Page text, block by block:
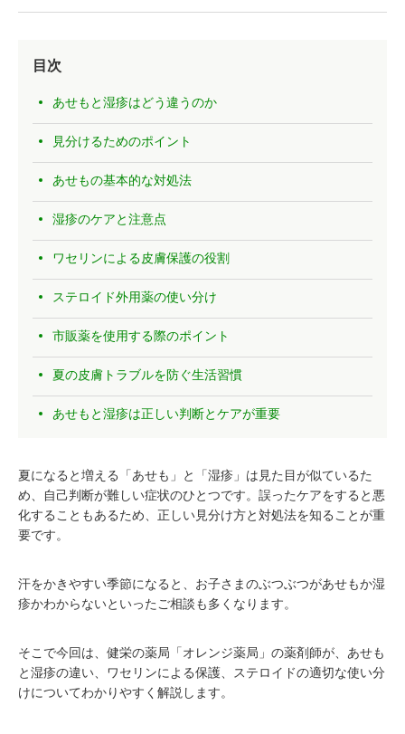
目次
あせもと湿疹はどう違うのか
見分けるためのポイント
あせもの基本的な対処法
湿疹のケアと注意点
ワセリンによる皮膚保護の役割
ステロイド外用薬の使い分け
市販薬を使用する際のポイント
夏の皮膚トラブルを防ぐ生活習慣
あせもと湿疹は正しい判断とケアが重要
夏になると増える「あせも」と「湿疹」は見た目が似ているた
め、自己判断が難しい症状のひとつです。誤ったケアをすると悪
化することもあるため、正しい見分け方と対処法を知ることが重
要です。
汗をかきやすい季節になると、お子さまのぶつぶつがあせもか湿
疹かわからないといったご相談も多くなります。
そこで今回は、健栄の薬局「オレンジ薬局」の薬剤師が、あせも
と湿疹の違い、ワセリンによる保護、ステロイドの適切な使い分
けについてわかりやすく解説します。